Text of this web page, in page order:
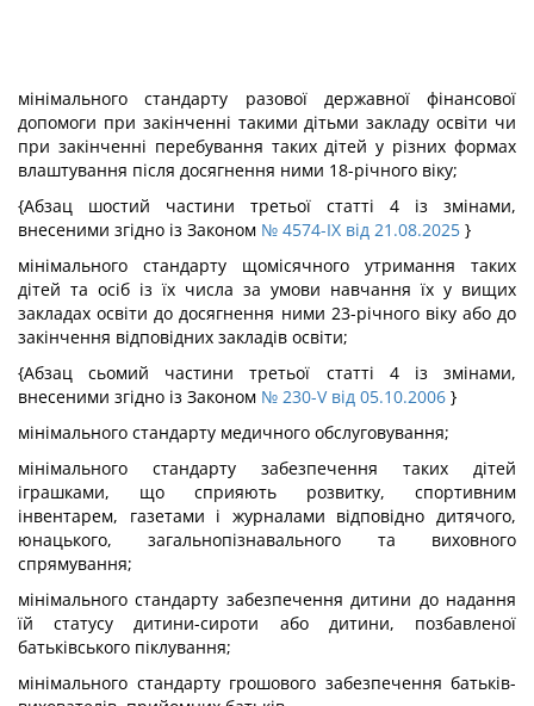
мінімального стандарту разової державної фінансової
допомоги при закінченні такими дітьми закладу освіти чи
при закінченні перебування таких дітей у різних формах
влаштування після досягнення ними 18-річного віку;
{Абзац шостий частини третьої статті 4 із змінами,
внесеними згідно із Законом № 4574-IX від 21.08.2025 }
мінімального стандарту щомісячного утримання таких
дітей та осіб із їх числа за умови навчання їх у вищих
закладах освіти до досягнення ними 23-річного віку або до
закінчення відповідних закладів освіти;
{Абзац сьомий частини третьої статті 4 із змінами,
внесеними згідно із Законом № 230-V від 05.10.2006 }
мінімального стандарту медичного обслуговування;
мінімального стандарту забезпечення таких дітей
іграшками, що сприяють розвитку, спортивним
інвентарем, газетами і журналами відповідно дитячого,
юнацького, загальнопізнавального та виховного
спрямування;
мінімального стандарту забезпечення дитини до надання
їй статусу дитини-сироти або дитини, позбавленої
батьківського піклування;
мінімального стандарту грошового забезпечення батьків-